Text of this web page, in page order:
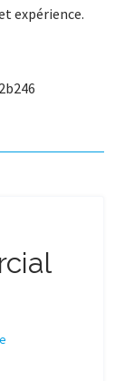
expérience.